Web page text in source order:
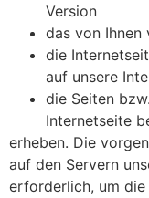
Version
das von Ihnen
die
auf unsere
die Seiten
Internetseite
erheben. Die
auf den Servern
erforderlich, um